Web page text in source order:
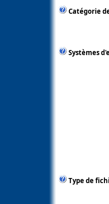
Catégorie
Systèmes
Type de